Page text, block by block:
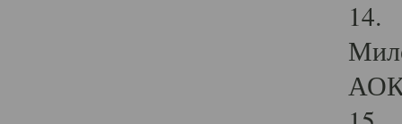
14.